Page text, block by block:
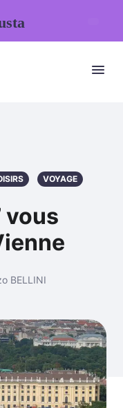
VOYAGE
vous
BELLINI